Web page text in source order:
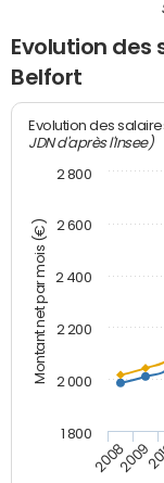
Evolution des
Belfort
Montant net par mois (€)
Evolution des
JDN d'après l'Insee)
20082009
1 800
2 000
2 200
2 400
2 600
2 800